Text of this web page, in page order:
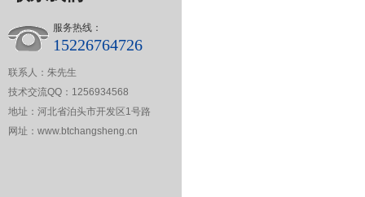
服务热线：
15226764726
联系人：朱先生
技术交流QQ：1256934568
地址：河北省泊头市开发区1号路
网址：www.btchangsheng.cn